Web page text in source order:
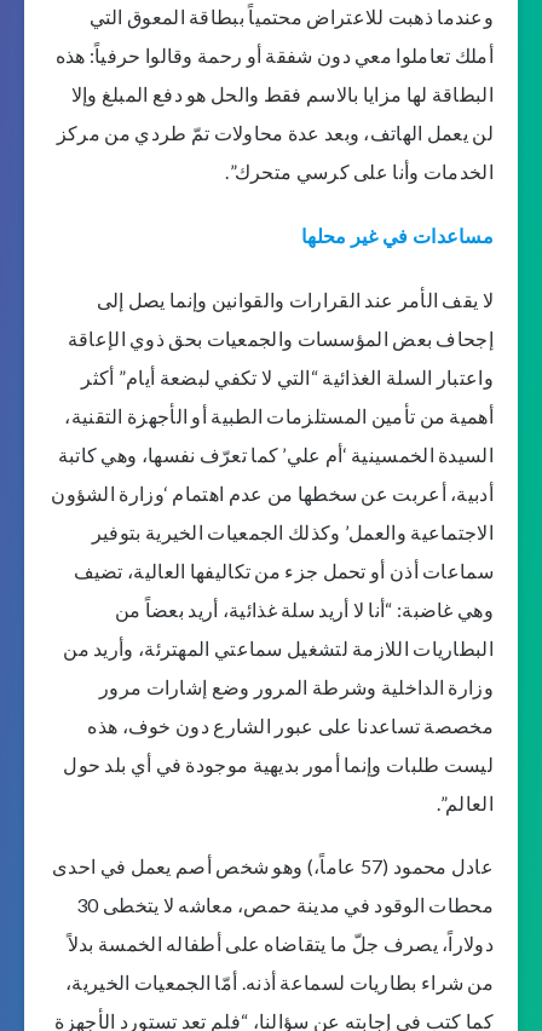
وعندما ذهبت للاعتراض محتمياً ببطاقة المعوق التي
أملك تعاملوا معي دون شفقة أو رحمة وقالوا حرفياً: هذه
البطاقة لها مزايا بالاسم فقط والحل هو دفع المبلغ وإلا
لن يعمل الهاتف، وبعد عدة محاولات تمّ طردي من مركز
الخدمات وأنا على كرسي متحرك”.
مساعدات في غير محلها
لا يقف الأمر عند القرارات والقوانين وإنما يصل إلى
إجحاف بعض المؤسسات والجمعيات بحق ذوي الإعاقة
واعتبار السلة الغذائية “التي لا تكفي لبضعة أيام” أكثر
أهمية من تأمين المستلزمات الطبية أو الأجهزة التقنية،
السيدة الخمسينية ‘أم علي’ كما تعرّف نفسها، وهي كاتبة
أدبية، أعربت عن سخطها من عدم اهتمام ‘وزارة الشؤون
الاجتماعية والعمل’ وكذلك الجمعيات الخيرية بتوفير
سماعات أذن أو تحمل جزء من تكاليفها العالية، تضيف
وهي غاضبة: “أنا لا أريد سلة غذائية، أريد بعضاً من
البطاريات اللازمة لتشغيل سماعتي المهترئة، وأريد من
وزارة الداخلية وشرطة المرور وضع إشارات مرور
مخصصة تساعدنا على عبور الشارع دون خوف، هذه
ليست طلبات وإنما أمور بديهية موجودة في أي بلد حول
العالم”.
عادل محمود (57 عاماً،) وهو شخص أصم يعمل في احدى
محطات الوقود في مدينة حمص، معاشه لا يتخطى 30
دولاراً، يصرف جلّ ما يتقاضاه على أطفاله الخمسة بدلاً
من شراء بطاريات لسماعة أذنه. أمّا الجمعيات الخيرية،
كما كتب في إجابته عن سؤالنا، “فلم تعد تستورد الأجهزة